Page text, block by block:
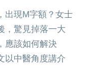
出現M字額？女士
，驚見掉落一大
應該如何解決
以中醫角度講介